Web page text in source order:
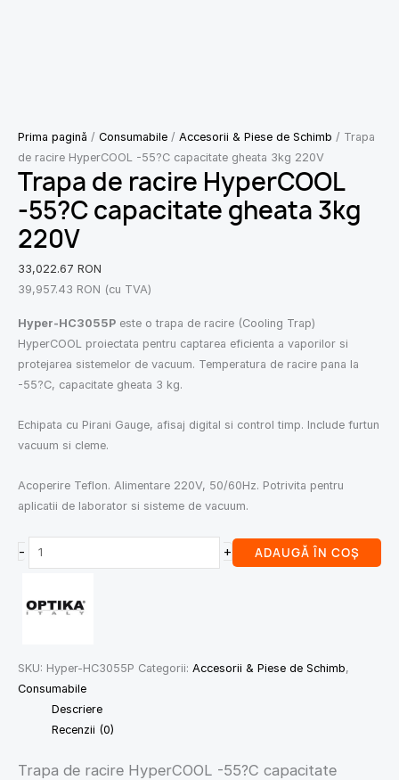
Prima pagină / Consumabile / Accesorii & Piese de Schimb / Trapa
de racire HyperCOOL -55?C capacitate gheata 3kg 220V
Trapa de racire HyperCOOL
-55?C capacitate gheata 3kg
220V
33,022.67 RON
39,957.43 RON (cu TVA)
Hyper-HC3055P este o trapa de racire (Cooling Trap)
HyperCOOL proiectata pentru captarea eficienta a vaporilor si
protejarea sistemelor de vacuum. Temperatura de racire pana la
-55?C, capacitate gheata 3 kg.
Echipata cu Pirani Gauge, afisaj digital si control timp. Include furtun
vacuum si cleme.
Acoperire Teflon. Alimentare 220V, 50/60Hz. Potrivita pentru
aplicatii de laborator si sisteme de vacuum.
- + ADAUGĂ ÎN COȘ
SKU: Hyper-HC3055P Categorii: Accesorii & Piese de Schimb,
Consumabile
Descriere
Recenzii (0)
Trapa de racire HyperCOOL -55?C capacitate